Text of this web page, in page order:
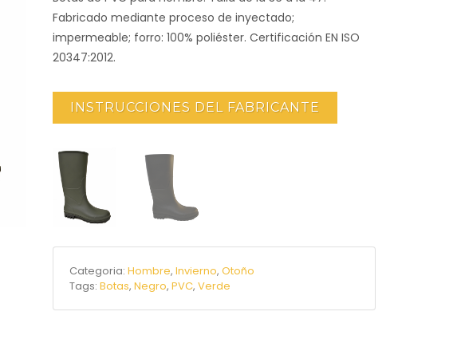
Fabricado mediante proceso de inyectado;
impermeable; forro: 100% poliéster. Certificación EN ISO
20347:2012.
INSTRUCCIONES DEL FABRICANTE
Categoria:Hombre,Invierno,Otoño
Tags:Botas,Negro,PVC,Verde